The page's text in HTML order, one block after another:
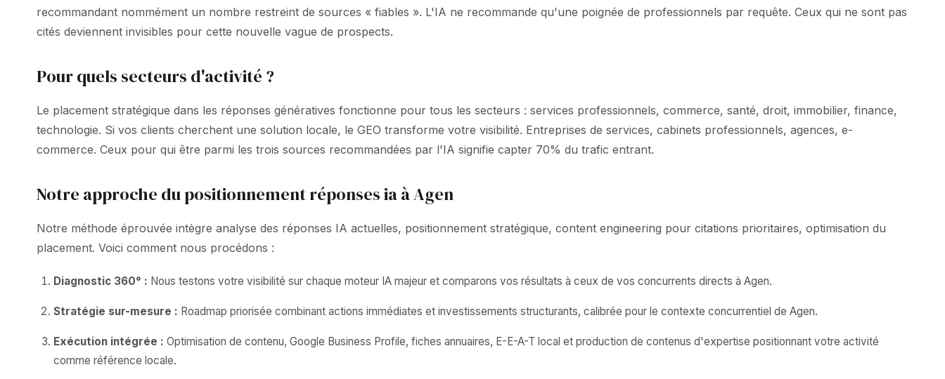
recommandant nommément un nombre restreint de sources « fiables ». L'IA ne recommande qu'une poignée de professionnels par requête. Ceux qui ne sont pas
cités deviennent invisibles pour cette nouvelle vague de prospects.
Pour quels secteurs d'activité ?
Le placement stratégique dans les réponses génératives fonctionne pour tous les secteurs : services professionnels, commerce, santé, droit, immobilier, finance,
technologie. Si vos clients cherchent une solution locale, le GEO transforme votre visibilité. Entreprises de services, cabinets professionnels, agences, e-
commerce. Ceux pour qui être parmi les trois sources recommandées par l'IA signifie capter 70% du trafic entrant.
Notre approche du positionnement réponses ia à Agen
Notre méthode éprouvée intègre analyse des réponses IA actuelles, positionnement stratégique, content engineering pour citations prioritaires, optimisation du
placement. Voici comment nous procédons :
Diagnostic 360° : Nous testons votre visibilité sur chaque moteur IA majeur et comparons vos résultats à ceux de vos concurrents directs à Agen.
Stratégie sur-mesure : Roadmap priorisée combinant actions immédiates et investissements structurants, calibrée pour le contexte concurrentiel de Agen.
Exécution intégrée : Optimisation de contenu, Google Business Profile, fiches annuaires, E-E-A-T local et production de contenus d'expertise positionnant votre activité
comme référence locale.